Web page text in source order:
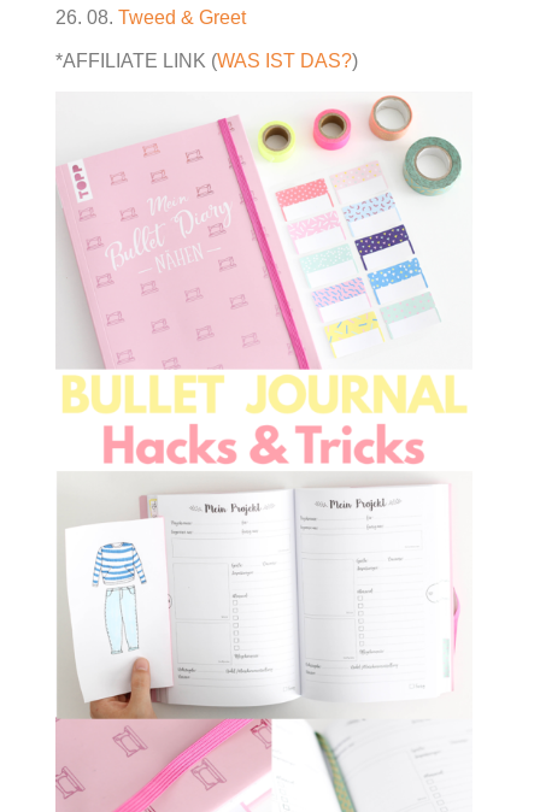
26. 08. Tweed & Greet
*AFFILIATE LINK (WAS IST DAS?)